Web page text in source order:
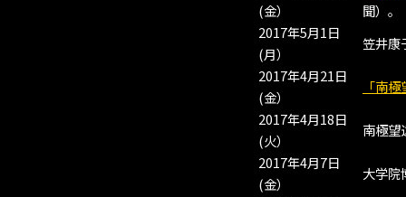
(金）
聞）。
2017年5月1日
(月）
笠井康
2017年4月21日
(金）
「南
2017年4月18日
(火）
南極望
2017年4月7日
(金）
大学院